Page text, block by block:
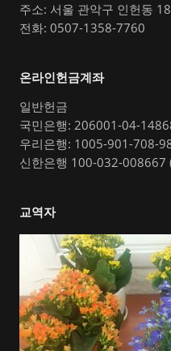
주소: 서울 관악구 인헌동
전화: 0507-1358-7760
온라인헌금계좌
일반헌금
국민은행: 206001-04-
우리은행: 1005-901-708-
신한은행 100-032-008667
교역자